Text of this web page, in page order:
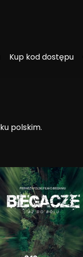
Kup kod dostępu
polskim.